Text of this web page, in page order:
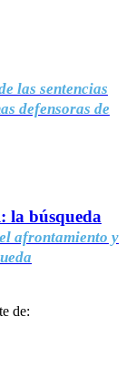
las sentencias
defensoras de
la búsqueda
afrontamiento y
de: